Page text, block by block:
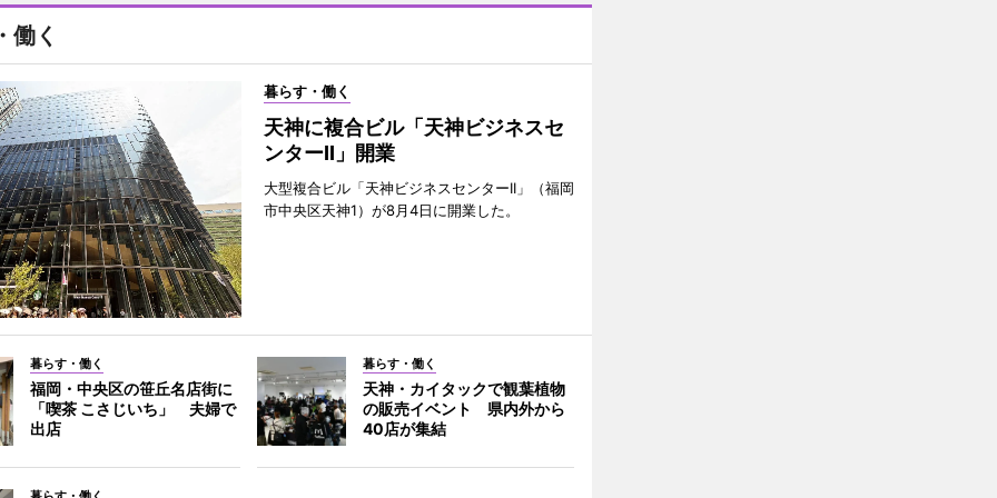
働く
暮らす・働く
天神に複合ビル「天神ビジネスセ
ンターII」開業
大型複合ビル「天神ビジネスセンターII」（福岡
市中央区天神1）が8月4日に開業した。
暮らす・働く
福岡・中央区の笹丘名店街に
「喫茶 こさじいち」 夫婦で
出店
暮らす・働く
天神・カイタックで観葉植物
の販売イベント 県内外から
40店が集結